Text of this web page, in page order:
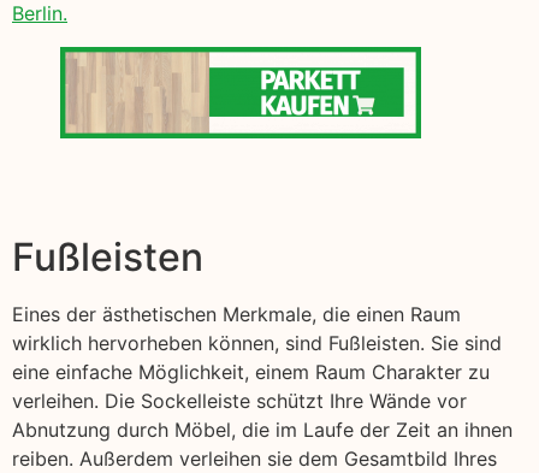
Berlin.
Fußleisten
Eines der ästhetischen Merkmale, die einen Raum
wirklich hervorheben können, sind Fußleisten. Sie sind
eine einfache Möglichkeit, einem Raum Charakter zu
verleihen. Die Sockelleiste schützt Ihre Wände vor
Abnutzung durch Möbel, die im Laufe der Zeit an ihnen
reiben. Außerdem verleihen sie dem Gesamtbild Ihres